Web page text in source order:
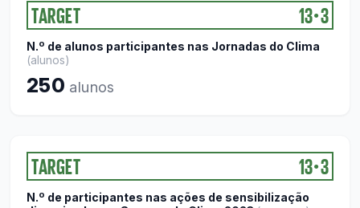
TARGET 13●3
N.º de alunos participantes nas Jornadas do Clima
(alunos)
250 alunos
TARGET 13●3
N.º de participantes nas ações de sensibilização